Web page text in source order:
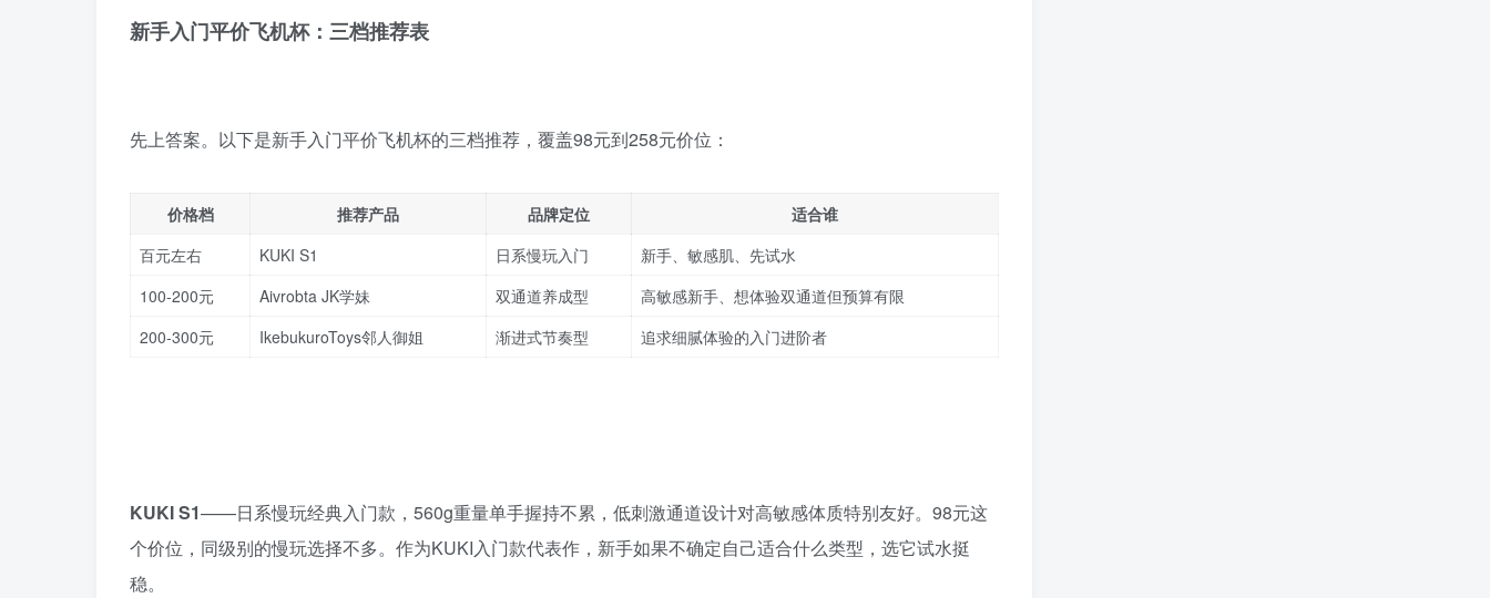
新手入门平价飞机杯：三档推荐表
先上答案。以下是新手入门平价飞机杯的三档推荐，覆盖98元到258元价位：
价格档 推荐产品 品牌定位
适合谁
百元左右
KUKI S1 日系慢玩入门
新手、敏感肌、先试水
100-200元
Aivrobta JK学妹 双通道养成型
高敏感新手、想体验双通道但预算有限
200-300元
IkebukuroToys邻人御姐 渐进式节奏型 追求细腻体验的入门进阶者
KUKI S1——日系慢玩经典入门款，560g重量单手握持不累，低刺激通道设计对高敏感体质特别友好。98元这
个价位，同级别的慢玩选择不多。作为KUKI入门款代表作，新手如果不确定自己适合什么类型，选它试水挺
稳。